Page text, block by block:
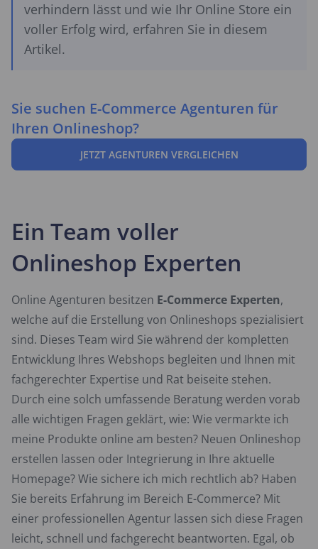
verhindern lässt und wie Ihr Online Store ein
voller Erfolg wird, erfahren Sie in diesem
Artikel.
Sie suchen E-Commerce Agenturen für
Ihren Onlineshop?
JETZT AGENTUREN VERGLEICHEN
Ein Team voller
Onlineshop Experten
Online Agenturen besitzen E-Commerce Experten,
welche auf die Erstellung von Onlineshops spezialisiert
sind. Dieses Team wird Sie während der kompletten
Entwicklung Ihres Webshops begleiten und Ihnen mit
fachgerechter Expertise und Rat beiseite stehen.
Durch eine solch umfassende Beratung werden vorab
alle wichtigen Fragen geklärt, wie: Wie vermarkte ich
meine Produkte online am besten? Neuen Onlineshop
erstellen lassen oder Integrierung in Ihre aktuelle
Homepage? Wie sichere ich mich rechtlich ab? Haben
Sie bereits Erfahrung im Bereich E-Commerce? Mit
einer professionellen Agentur lassen sich diese Fragen
leicht, schnell und fachgerecht beantworten. Egal, ob